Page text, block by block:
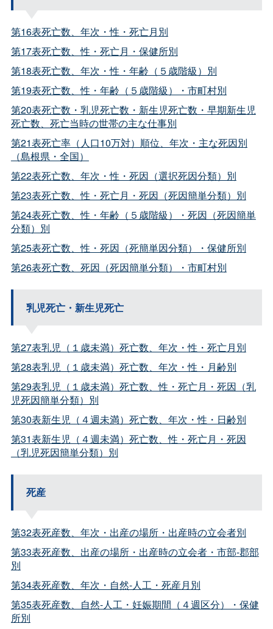
第16表死亡数、年次・性・死亡月別
第17表死亡数、性・死亡月・保健所別
第18表死亡数、年次・性・年齢（５歳階級）別
第19表死亡数、性・年齢（５歳階級）・市町村別
第20表死亡数・乳児死亡数・新生児死亡数・早期新生児
死亡数、死亡当時の世帯の主な仕事別
第21表死亡率（人口10万対）順位、年次・主な死因別
（島根県・全国）
第22表死亡数、年次・性・死因（選択死因分類）別
第23表死亡数、性・死亡月・死因（死因簡単分類）別
第24表死亡数、性・年齢（５歳階級）・死因（死因簡単
分類）別
第25表死亡数、性・死因（死簡単因分類）・保健所別
第26表死亡数、死因（死因簡単分類）・市町村別
乳児死亡・新生児死亡
第27表乳児（１歳未満）死亡数、年次・性・死亡月別
第28表乳児（１歳未満）死亡数、年次・性・月齢別
第29表乳児（１歳未満）死亡数、性・死亡月・死因（乳
児死因簡単分類）別
第30表新生児（４週未満）死亡数、年次・性・日齢別
第31表新生児（４週未満）死亡数、性・死亡月・死因
（乳児死因簡単分類）別
死産
第32表死産数、年次・出産の場所・出産時の立会者別
第33表死産数、出産の場所・出産時の立会者・市部-郡部
別
第34表死産数、年次・自然-人工・死産月別
第35表死産数、自然-人工・妊娠期間（４週区分）・保健
所別